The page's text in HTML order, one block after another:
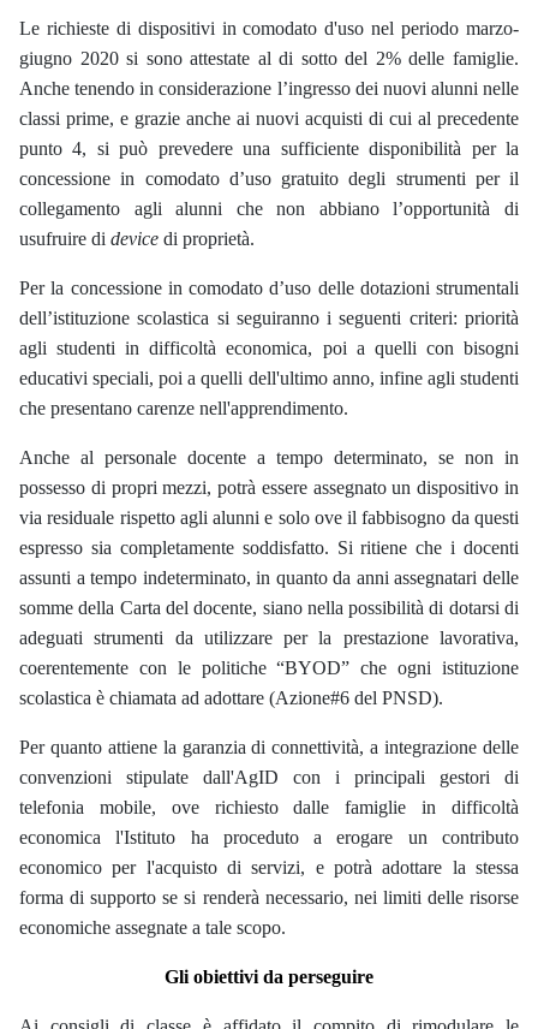
Le richieste di dispositivi in comodato d'uso nel periodo marzo-
giugno 2020 si sono attestate al di sotto del 2% delle famiglie.
Anche tenendo in considerazione l’ingresso dei nuovi alunni nelle
classi prime, e grazie anche ai nuovi acquisti di cui al precedente
punto 4, si può prevedere una sufficiente disponibilità per la
concessione in comodato d’uso gratuito degli strumenti per il
collegamento agli alunni che non abbiano l’opportunità di
usufruire di device di proprietà.
Per la concessione in comodato d’uso delle dotazioni strumentali
dell’istituzione scolastica si seguiranno i seguenti criteri: priorità
agli studenti in difficoltà economica, poi a quelli con bisogni
educativi speciali, poi a quelli dell'ultimo anno, infine agli studenti
che presentano carenze nell'apprendimento.
Anche al personale docente a tempo determinato, se non in
possesso di propri mezzi, potrà essere assegnato un dispositivo in
via residuale rispetto agli alunni e solo ove il fabbisogno da questi
espresso sia completamente soddisfatto. Si ritiene che i docenti
assunti a tempo indeterminato, in quanto da anni assegnatari delle
somme della Carta del docente, siano nella possibilità di dotarsi di
adeguati strumenti da utilizzare per la prestazione lavorativa,
coerentemente con le politiche “BYOD” che ogni istituzione
scolastica è chiamata ad adottare (Azione#6 del PNSD).
Per quanto attiene la garanzia di connettività, a integrazione delle
convenzioni stipulate dall'AgID con i principali gestori di
telefonia mobile, ove richiesto dalle famiglie in difficoltà
economica l'Istituto ha proceduto a erogare un contributo
economico per l'acquisto di servizi, e potrà adottare la stessa
forma di supporto se si renderà necessario, nei limiti delle risorse
economiche assegnate a tale scopo.
Gli obiettivi da perseguire